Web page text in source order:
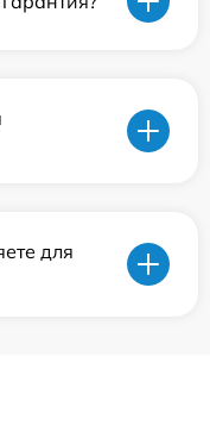
для